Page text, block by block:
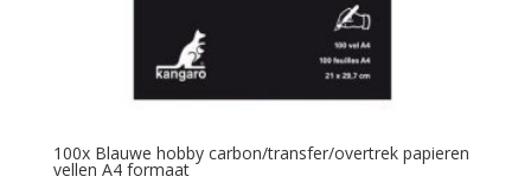
100x Blauwe hobby carbon/transfer/overtrek papieren
vellen A4 formaat